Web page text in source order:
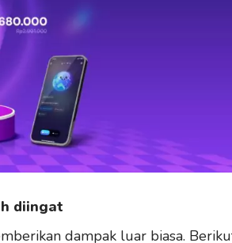
diingat
dampak luar biasa.